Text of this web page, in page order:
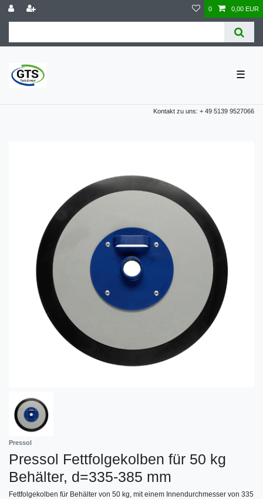
0 0,00 EUR
☰
Kontakt zu uns: + 49 5139 9527066
Pressol
Pressol Fettfolgekolben für 50 kg
Behälter, d=335-385 mm
Fettfolgekolben für Behälter von 50 kg, mit einem Innendurchmesser von 335